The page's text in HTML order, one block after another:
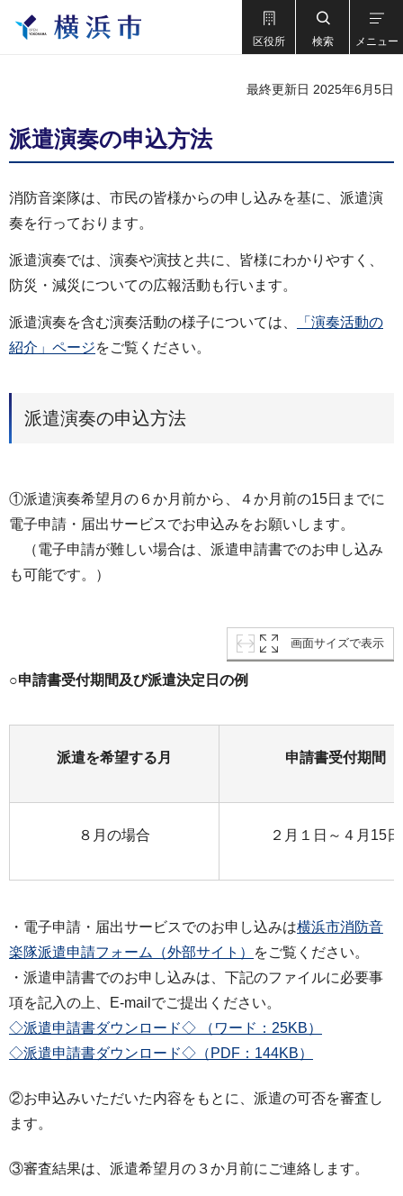
区役所 検索 メニュー
最終更新日 2025年6月5日
派遣演奏の申込方法
消防音楽隊は、市民の皆様からの申し込みを基に、派遣演
奏を行っております。
派遣演奏では、演奏や演技と共に、皆様にわかりやすく、
防災・減災についての広報活動も行います。
派遣演奏を含む演奏活動の様子については、
「演奏活動の
紹介」ページをご覧ください。
派遣演奏の申込方法
①派遣演奏希望月の６か月前から、４か月前の15日までに
電子申請・届出サービスでお申込みをお願いします。
（電子申請が難しい場合は、派遣申請書でのお申し込み
も可能です。）
画面サイズで表示
○申請書受付期間及び派遣決定日の例
派遣を希望する月 申請書受付期間
８月の場合 ２月１日～４月15日
・電子申請・届出サービスでのお申し込みは横浜市消防音
楽隊派遣申請フォーム（外部サイト）
をご覧ください。
・派遣申請書でのお申し込みは、下記のファイルに必要事
項を記入の上、E-mailでご提出ください。
◇派遣申請書ダウンロード◇ （ワード：25KB）
◇派遣申請書ダウンロード◇（PDF：144KB）
②お申込みいただいた内容をもとに、派遣の可否を審査し
ます。
③審査結果は、派遣希望月の３か月前にご連絡します。